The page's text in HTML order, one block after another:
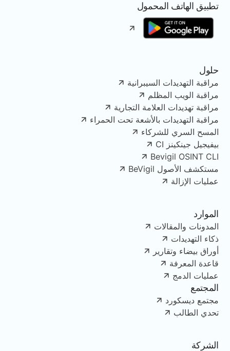
تطبيق الهاتف المحمول
حلول
مراقبة التهديدات السيبرانية
مراقبة الويب المظلم
مراقبة تهديدات العلامة التجارية
مراقبة التهديدات بالأشعة تحت الحمراء
المسح السري للشركاء
بيفيجيل جينكينز CI
Bevigil OSINT CLI
مستكشف الأصول BeVigil
عمليات الإزالة
الموارد
المدونات والمقالات
ذكاء التهديدات
أوراق بيضاء وتقارير
قاعدة المعرفة
عمليات الدمج
المجتمع
مجتمع ديسكورد
تحدي الطالب
الشركة